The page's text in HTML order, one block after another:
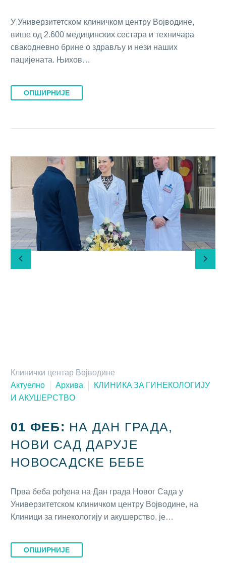
У Универзитетском клиничком центру Војводине,
више од 2.600 медицинских сестара и техничара
свакодневно брине о здрављу и нези наших
пацијената. Њихов…
ОПШИРНИЈЕ
Клинички центар Војводине
Актуелно
Архива
КЛИНИКA ЗA ГИНEКOЛOГИJУ
И AКУШEРСTВO
01 ФЕБ: НА ДАН ГРАДА,
НОВИ САД ДАРУЈЕ
НОВОСАДСКЕ БЕБЕ
Прва беба рођена на Дан града Новог Сада у
Универзитетском клиничком центру Војводине, на
Клиници за гинекологију и акушерство, је…
ОПШИРНИЈЕ